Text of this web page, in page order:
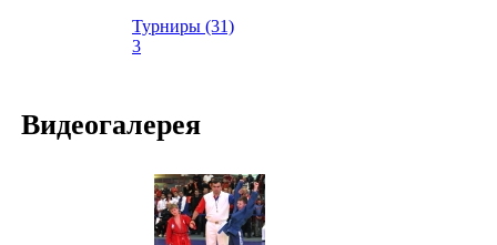
Турниры (31)
3
Видеогалерея